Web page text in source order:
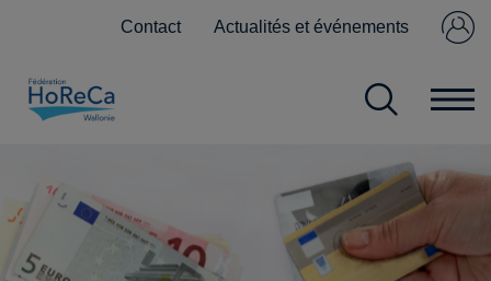
Contact Actualités et événements
membre ?